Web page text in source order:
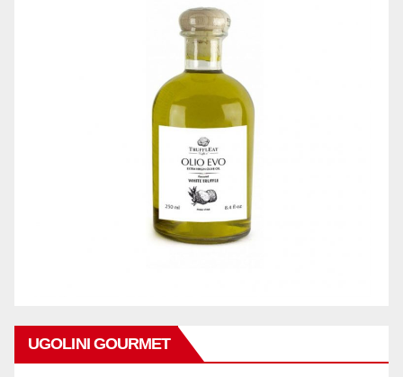
UGOLINI GOURMET